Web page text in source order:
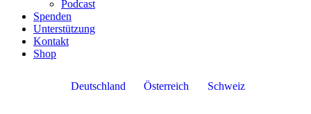
Podcast
Spenden
Unterstützung
Kontakt
Shop
Deutschland Österreich Schweiz